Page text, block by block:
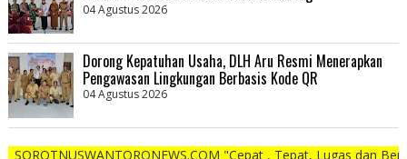
04 Agustus 2026
Dorong Kepatuhan Usaha, DLH Aru Resmi Menerapkan
Pengawasan Lingkungan Berbasis Kode QR
04 Agustus 2026
"Cepat , Tepat, Lugas dan Berani"